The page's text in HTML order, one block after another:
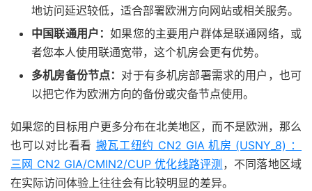
地访问延迟较低，适合部署欧洲方向网站或相关服务。
中国联通用户：如果您的主要用户群体是联通网络，或
者您本人使用联通宽带，这个机房会更有优势。
多机房备份节点： 对于有多机房部署需求的用户，也可
以把它作为欧洲方向的备份或灾备节点使用。
如果您的目标用户更多分布在北美地区，而不是欧洲，那么
也可以对比看看 搬瓦工纽约 CN2 GIA 机房 (USNY_8) ：
三网 CN2 GIA/CMIN2/CUP 优化线路评测 ，不同落地区域
在实际访问体验上往往会有比较明显的差异。